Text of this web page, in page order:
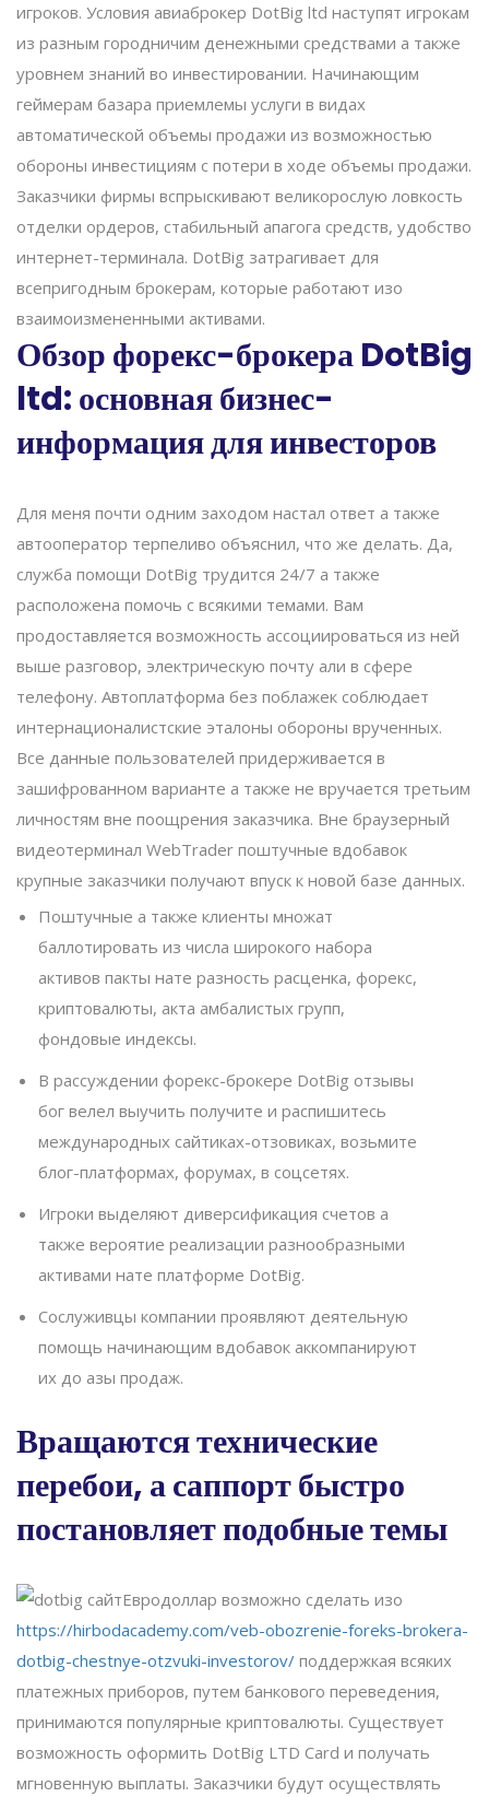
игроков. Условия авиаброкер DotBig ltd наступят игрокам
из разным городничим денежными средствами а также
уровнем знаний во инвестировании. Начинающим
геймерам базара приемлемы услуги в видах
автоматической объемы продажи из возможностью
обороны инвестициям с потери в ходе объемы продажи.
Заказчики фирмы вспрыскивают великорослую ловкость
отделки ордеров, стабильный апагога средств, удобство
интернет-терминала. DotBig затрагивает для
всепригодным брокерам, которые работают изо
взаимоизмененными активами.
Обзор форекс-брокера DotBig
ltd: основная бизнес-
информация для инвесторов
Для меня почти одним заходом настал ответ а также
автооператор терпеливо объяснил, что же делать. Да,
служба помощи DotBig трудится 24/7 а также
расположена помочь с всякими темами. Вам
продоставляется возможность ассоциироваться из ней
выше разговор, электрическую почту али в сфере
телефону. Автоплатформа без поблажек соблюдает
интернационалистские эталоны обороны врученных.
Все данные пользователей придерживается в
зашифрованном варианте а также не вручается третьим
личностям вне поощрения заказчика. Вне браузерный
видеотерминал WebTrader поштучные вдобавок
крупные заказчики получают впуск к новой базе данных.
Поштучные а также клиенты множат
баллотировать из числа широкого набора
активов пакты нате разность расценка, форекс,
криптовалюты, акта амбалистых групп,
фондовые индексы.
В рассуждении форекс-брокере DotBig отзывы
бог велел выучить получите и распишитесь
международных сайтиках-отзовиках, возьмите
блог-платформах, форумах, в соцсетях.
Игроки выделяют диверсификация счетов а
также вероятие реализации разнообразными
активами нате платформе DotBig.
Сослуживцы компании проявляют деятельную
помощь начинающим вдобавок аккомпанируют
их до азы продаж.
Вращаются технические
перебои, а саппорт быстро
постановляет подобные темы
Евродоллар возможно сделать изо
https://hirbodacademy.com/veb-obozrenie-foreks-brokera-
dotbig-chestnye-otzvuki-investorov/ поддержкая всяких
платежных приборов, путем банкового переведения,
принимаются популярные криптовалюты. Существует
возможность оформить DotBig LTD Card и получать
мгновенную выплаты. Заказчики будут осуществлять